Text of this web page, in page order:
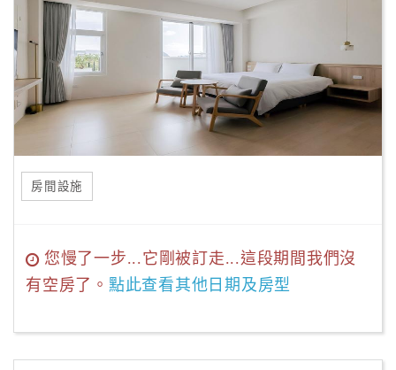
房間設施
您慢了一步...它剛被訂走...這段期間我們沒
有空房了。 點此查看其他日期及房型